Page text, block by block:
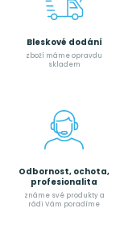
Bleskové dodání
zboží máme opravdu
skladem
Odbornost, ochota,
profesionalita
známe své produkty a
rádi Vám poradíme